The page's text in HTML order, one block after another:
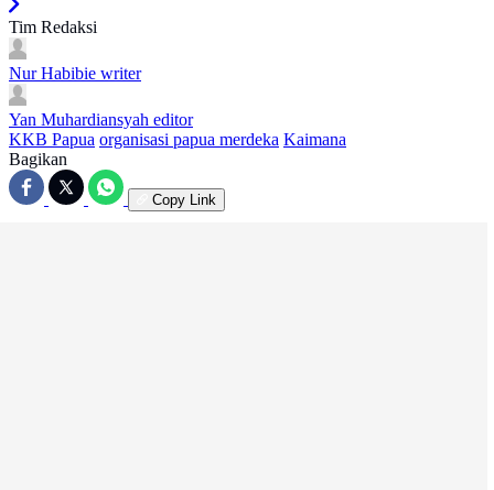
Tim Redaksi
Nur Habibie writer
Yan Muhardiansyah editor
KKB Papua organisasi papua merdeka Kaimana
Bagikan
Copy Link